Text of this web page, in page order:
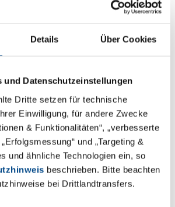
Details Über Cookies
und Datenschutzeinstellungen
Dritte setzen für technische
Einwilligung, für andere Zwecke
& Funktionalitäten“, „verbesserte
und „Targeting &
und ähnliche Technologien ein, so
beschrieben. Bitte beachten
bei Drittlandtransfers.
&